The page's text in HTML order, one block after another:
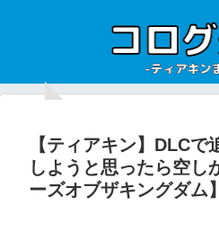
【ティアキン】DLC
しようと思ったら空し
ーズオブザキングダム】